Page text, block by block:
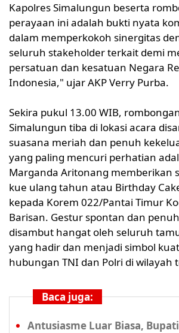
Kapolres Simalungun beserta
perayaan ini adalah bukti nyata
dalam memperkokoh sinergitas
seluruh stakeholder terkait demi
persatuan dan kesatuan Negara
Indonesia," ujar AKP Verry Purba.
Sekira pukul 13.00 WIB,
Simalungun tiba di lokasi acara
suasana meriah dan penuh
yang paling mencuri perhatian
Marganda Aritonang memberikan
kue ulang tahun atau Birthday
kepada Korem 022/Pantai Timur
Barisan. Gestur spontan dan
disambut hangat oleh seluruh
yang hadir dan menjadi simbol
hubungan TNI dan Polri di wilayah
Baca juga:
Antusiasme Luar Biasa,